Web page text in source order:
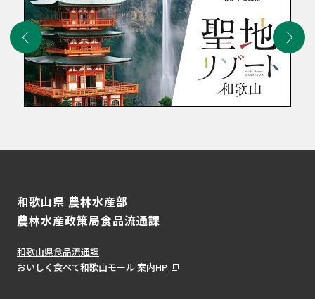
和歌山県 農林水産部
農林水産政策局食品流通課
和歌山県食品流通課
おいしく食べて和歌山モール 案内HP